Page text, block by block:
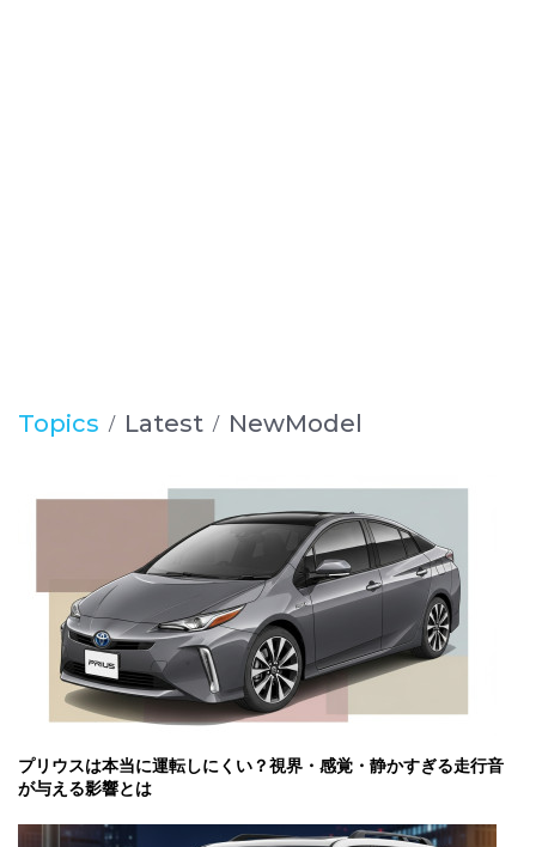
Topics Latest NewModel
プリウスは本当に運転しにくい？視界・感覚・静かすぎる走行音
が与える影響とは